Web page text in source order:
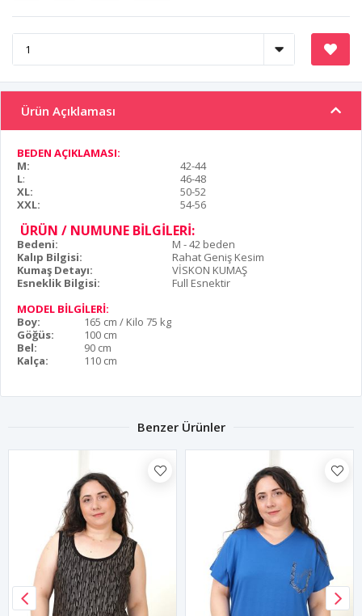
Ürün Açıklaması
BEDEN AÇIKLAMASI:
M:
42-44
L:
46-48
XL:
50-52
XXL:
54-56
ÜRÜN / NUMUNE BİLGİLERİ:
Bedeni:
M - 42 beden
Kalıp Bilgisi:
Rahat Geniş Kesim
Kumaş Detayı:
VİSKON KUMAŞ
Esneklik Bilgisi:
Full Esnektir
MODEL BİLGİLERİ:
Boy:
165 cm / Kilo 75 kg
Göğüs:
100 cm
Bel:
90 cm
Kalça:
110 cm
Benzer Ürünler